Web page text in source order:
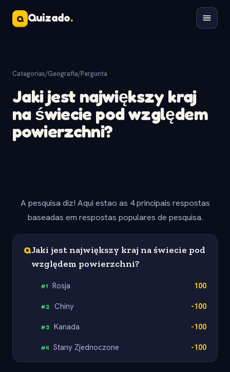
Q Quizado.
Categorias/Geografia/Pergunta
Jaki jest największy kraj
na świecie pod względem
powierzchni?
A pesquisa diz! Aqui estao as 4 principais respostas
baseadas em respostas populares de pesquisa.
QJaki jest największy kraj na świecie pod
względem powierzchni?
#1 Rosja 100
#2 Chiny -100
#3 Kanada -100
#4 Stany Zjednoczone -100